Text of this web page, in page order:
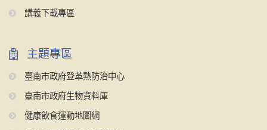
講義下載專區
主題專區
臺南市政府登革熱防治中心
臺南市政府生物資料庫
健康飲食運動地圖網